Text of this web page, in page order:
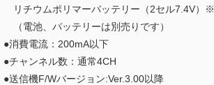
リチウムポリマーバッテリー（2セル7.4V）※
（電池、バッテリーは別売りです）
●消費電流：200mA以下
●チャンネル数：通常4CH
●送信機F/Wバージョン:Ver.3.00以降